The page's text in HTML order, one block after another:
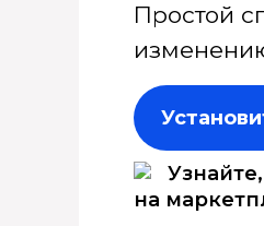
Простой
на